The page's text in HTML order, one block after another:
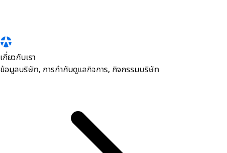
เกี่ยวกับเรา
ข้อมูลบริษัท, การกำกับดูแลกิจการ, กิจกรรมบริษัท